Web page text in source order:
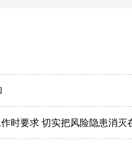
时要求 切实把风险隐患消灭